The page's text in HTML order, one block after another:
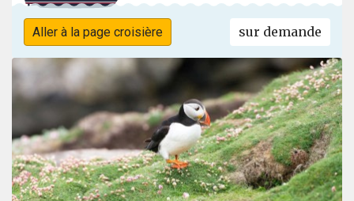
Aller à la page croisière sur demande